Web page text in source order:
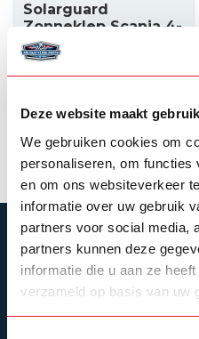
Deze website maakt
We gebruiken cookies om
personaliseren, om functies
en om ons websiteverkeer
informatie over uw gebruik
partners voor social media,
partners kunnen deze
informatie die u aan ze
verzameld op basis van uw
Solarguard
Zonneklep Scania 4-
serie / R-serie
Topline 7 tplg
395,00 Op voorraad
Product bekijken
ABONNEER JE OP
Blijf op de hoogte over